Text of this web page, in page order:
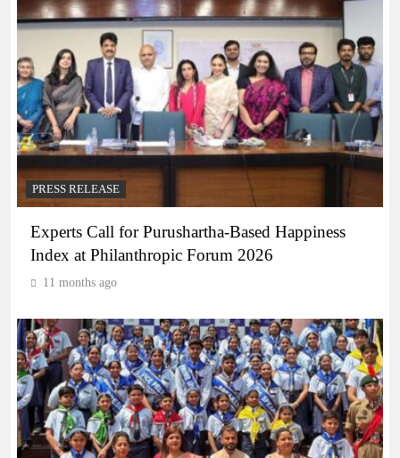
PRESS RELEASE
Experts Call for Purushartha-Based Happiness
Index at Philanthropic Forum 2026
11 months ago